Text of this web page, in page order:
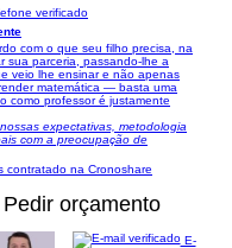
verificado
com o que seu filho precisa, na
sua parceria, passando-lhe a
veio lhe ensinar e não apenas
matemática — basta uma
como professor é justamente
expectativas, metodologia
com a preocupação de
contratado na Cronoshare
Pedir orçamento
E-